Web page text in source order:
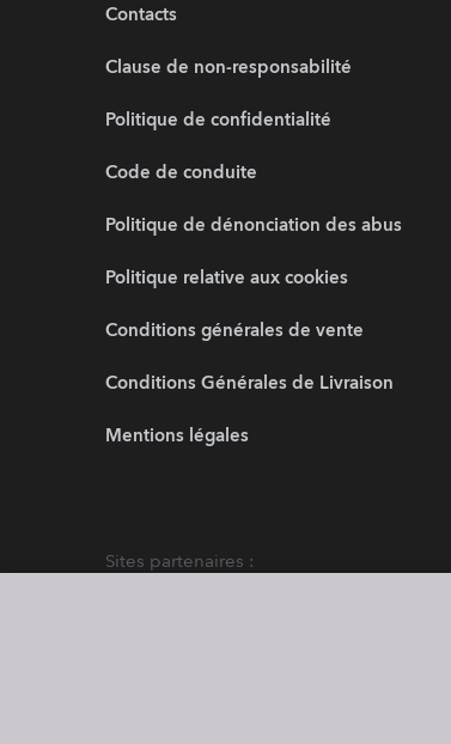
Contacts
Clause de non-responsabilité
Politique de confidentialité
Code de conduite
Politique de dénonciation des abus
Politique relative aux cookies
Conditions générales de vente
Conditions Générales de Livraison
Mentions légales
Sites partenaires :